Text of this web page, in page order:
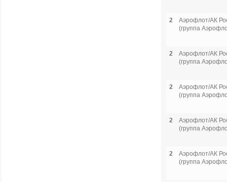
2
Аэрофлот/АК
(группа
2
Аэрофлот/АК
(группа
2
Аэрофлот/АК
(группа
2
Аэрофлот/АК
(группа
2
Аэрофлот/АК
(группа